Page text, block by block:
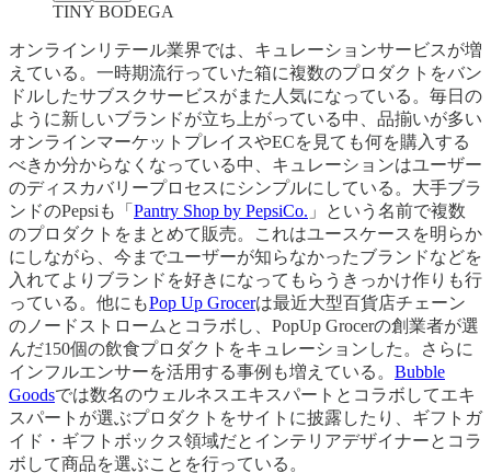
TINY BODEGA
オンラインリテール業界では、キュレーションサービスが増
えている。一時期流行っていた箱に複数のプロダクトをバン
ドルしたサブスクサービスがまた人気になっている。毎日の
ように新しいブランドが立ち上がっている中、品揃いが多い
オンラインマーケットプレイスやECを見ても何を購入する
べきか分からなくなっている中、キュレーションはユーザー
のディスカバリープロセスにシンプルにしている。大手ブラ
ンドのPepsiも「 Pantry Shop by PepsiCo. 」という名前で複数
のプロダクトをまとめて販売。これはユースケースを明らか
にしながら、今までユーザーが知らなかったブランドなどを
入れてよりブランドを好きになってもらうきっかけ作りも行
っている。他にもPop Up Grocerは最近大型百貨店チェーン
のノードストロームとコラボし、PopUp Grocerの創業者が選
んだ150個の飲食プロダクトをキュレーションした。さらに
インフルエンサーを活用する事例も増えている。 Bubble
Goodsでは数名のウェルネスエキスパートとコラボしてエキ
スパートが選ぶプロダクトをサイトに披露したり、ギフトガ
イド・ギフトボックス領域だとインテリアデザイナーとコラ
ボして商品を選ぶことを行っている。